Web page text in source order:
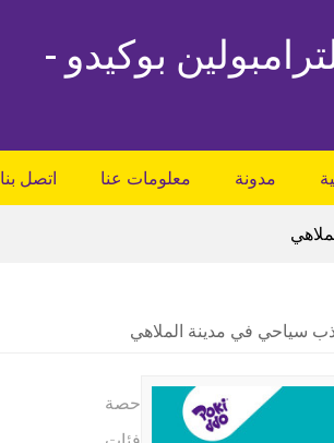
بوكيدو -
مدونة معلومات عنا اتصل بنا
سياحي في مدينة الملاهي
حصة